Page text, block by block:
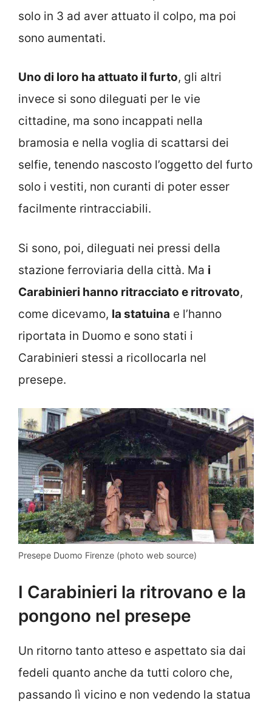
solo in 3 ad aver attuato il colpo, ma poi
sono aumentati.
Uno di loro ha attuato il furto, gli altri
invece si sono dileguati per le vie
cittadine, ma sono incappati nella
bramosia e nella voglia di scattarsi dei
selfie, tenendo nascosto l’oggetto del furto
solo i vestiti, non curanti di poter esser
facilmente rintracciabili.
Si sono, poi, dileguati nei pressi della
stazione ferroviaria della città. Ma i
Carabinieri hanno ritracciato e ritrovato,
come dicevamo, la statuina e l’hanno
riportata in Duomo e sono stati i
Carabinieri stessi a ricollocarla nel
presepe.
Presepe Duomo Firenze (photo web source)
I Carabinieri la ritrovano e la
pongono nel presepe
Un ritorno tanto atteso e aspettato sia dai
fedeli quanto anche da tutti coloro che,
passando lì vicino e non vedendo la statua